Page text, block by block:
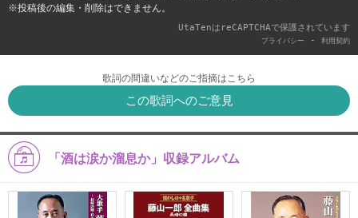
※投稿後の編集・削除はできません。
UtaTenはreCAPTCHAで保護されています
プライバシー - 利用契約
歌詞の間違いなどのご指摘はこちら
この歌詞へのご意見
「酒は涙か溜息か」収録アルバム